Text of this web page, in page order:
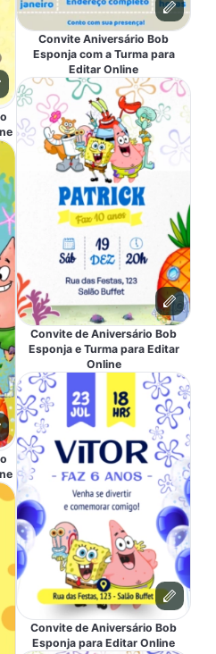
Convite Aniversário Bob
Esponja com a Turma para
Editar Online
Convite de Aniversário Bob
Esponja e Turma para Editar
Online
Convite de Aniversário Bob
Esponja para Editar Online